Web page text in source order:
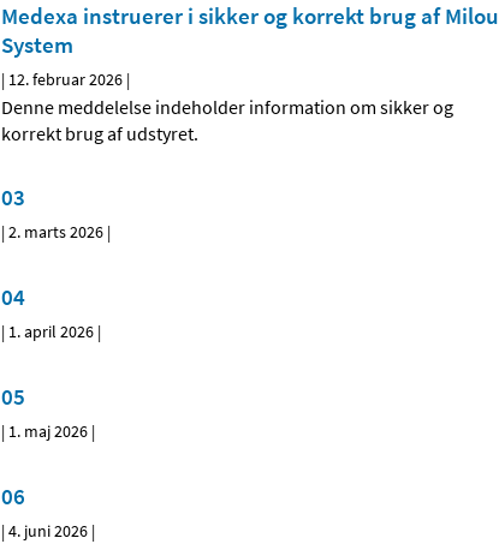
Medexa instruerer i sikker og korrekt brug af Milou
System
| 12. februar 2026 |
Denne meddelelse indeholder information om sikker og
korrekt brug af udstyret.
03
|2. marts 2026 |
04
| 1. april 2026 |
05
| 1. maj 2026 |
06
|4. juni 2026 |